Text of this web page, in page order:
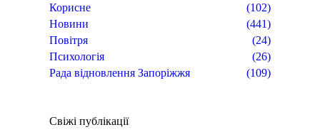
Корисне
(102)
Новини
(441)
Повітря
(24)
Психологія
(26)
Рада відновлення Запоріжжя
(109)
Свіжі публікації